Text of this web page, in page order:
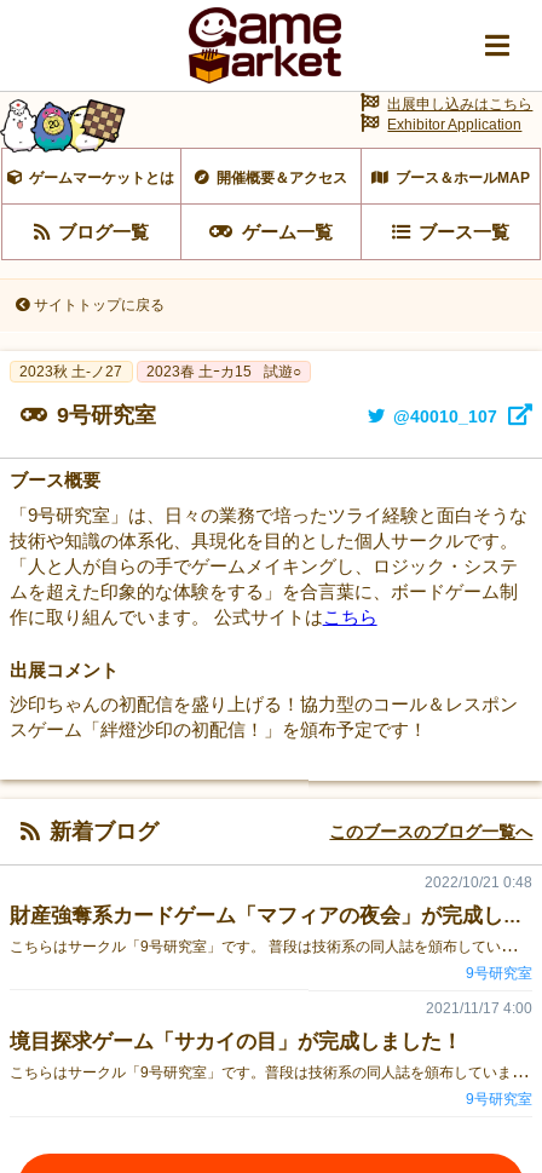
ゲームマーケットとは 開催概要＆アクセス ブース＆ホールMAP
ブログ一覧 ゲーム一覧 ブース一覧
出展申し込みはこちら
Exhibitor Application
サイトトップに戻る
2023秋 土-ノ27 2023春 土ｰカ15 試遊○
9号研究室 @40010_107
ブース概要
「9号研究室」は、日々の業務で培ったツライ経験と面白そうな
技術や知識の体系化、具現化を目的とした個人サークルです。
「人と人が自らの手でゲームメイキングし、ロジック・システ
ムを超えた印象的な体験をする」を合言葉に、ボードゲーム制
作に取り組んでいます。 公式サイトはこちら
出展コメント
沙印ちゃんの初配信を盛り上げる！協力型のコール＆レスポン
スゲーム「絆燈沙印の初配信！」を頒布予定です！
新着ブログ このブースのブログ一覧へ
財産強奪系カードゲーム「マフィアの夜会」が完成しました！
こ
ちらはサークル「9号研究室」です。 普段は技術系の同人誌を頒布していますが、このたび新たなボードゲームを制作いたしました。その名も... プレイヤーの皆さんはマフィアの一員となり、ボスに認められるために手元の資産を献上していきます。 しかし、皆さんの中にはボスの命を狙う「裏切り者」や、財力で組織を乗っ取ろうとする「幹部」が紛れ込んでいます。 彼らは献上など興味がなく、この夜会でも暗殺の道具集めや私腹を肥やすことに夢中になっていることでしょう。 この夜会が終わるまでにそれぞれの目的を達成し、ゲーム終了時のボスとの謁見でアクションを起こすことができたプレイヤーの勝利です。 詳しいルールやプレーのポイントは、ゲーム紹介ページをご覧ください。 本作品はゲームマーケットチャレンジ対象作品です。1プレー15分でいつでも相手を疑える！しかも途中脱落なし！ ゲームの最初から終わりまでマフィアになりきって、組織のために――あるいは、あなたのために――活躍してみませんか？ ゲームマーケット2022秋 1日目、アー23にてお待ちしております！
2022/10/21 0:48
9号研究室
境目探求ゲーム「サカイの目」が完成しました！
こ
ちらはサークル「9号研究室」です。普段は技術系の同人誌を頒布していますが、このたびボードゲームを初制作いたしました。その名も... 「友達と恋人の境目って、どこから？」 「子どもにしかできないことの境目って何だろう？」 世界には、様々な境目が存在しています。サカイの目は、お題となっている「境目」を推理して当てる、境目探求型のパーティーゲームです。 ルール ゲームマーケット2021秋、1日目( 2021/11/20(土) ) ソ-07にてお待ちしております。
2021/11/17 4:00
9号研究室